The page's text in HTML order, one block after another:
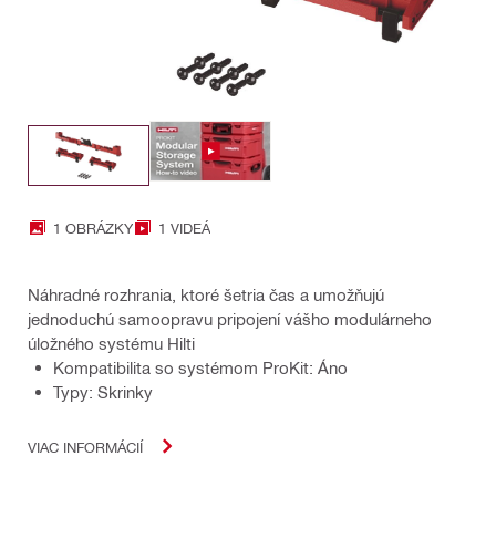
1 OBRÁZKY 1 VIDEÁ
Náhradné rozhrania, ktoré šetria čas a umožňujú
jednoduchú samoopravu pripojení vášho modulárneho
úložného systému Hilti
Kompatibilita so systémom ProKit: Áno
Typy: Skrinky
VIAC INFORMÁCIÍ